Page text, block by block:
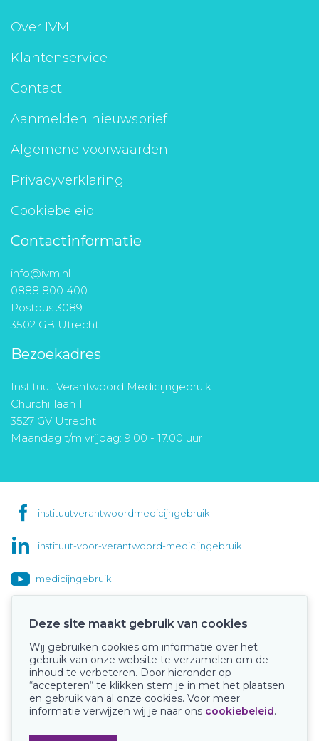
Over IVM
Klantenservice
Contact
Aanmelden nieuwsbrief
Algemene voorwaarden
Privacyverklaring
Cookiebeleid
Contactinformatie
info@ivm.nl
0888 800 400
Postbus 3089
3502 GB Utrecht
Bezoekadres
Instituut Verantwoord Medicijngebruik
Churchilllaan 11
3527 GV Utrecht
Maandag t/m vrijdag: 9.00 - 17.00 uur
instituutverantwoordmedicijngebruik
instituut-voor-verantwoord-medicijngebruik
medicijngebruik
Onze keurmerken
Deze site maakt gebruik van cookies
Wij gebruiken cookies om informatie over het
gebruik van onze website te verzamelen om de
inhoud te verbeteren. Door hieronder op
“accepteren“ te klikken stem je in met het plaatsen
en gebruik van al onze cookies. Voor meer
informatie verwijzen wij je naar ons cookiebeleid.